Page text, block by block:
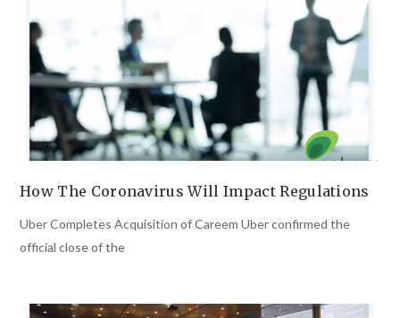
How The Coronavirus Will Impact Regulations
Uber Completes Acquisition of Careem Uber confirmed the
official close of the